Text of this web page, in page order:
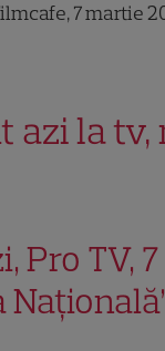
7 martie
azi la tv,
Pro TV,